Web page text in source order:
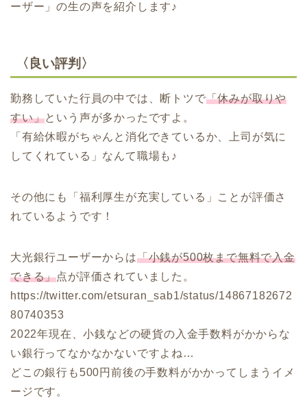
ーザー」の生の声を紹介します♪
〈良い評判〉
勤務していた行員の中では、断トツで「休みが取りや
すい」という声が多かったですよ。
「有給休暇がちゃんと消化できているか、上司が気に
してくれている」なんて職場も♪
その他にも「福利厚生が充実している」ことが評価さ
れているようです！
大光銀行ユーザーからは「小銭が500枚まで無料で入金
できる」点が評価されていました。
https://twitter.com/etsuran_sab1/status/14867182672
80740353
2022年現在、小銭などの硬貨の入金手数料がかからな
い銀行ってなかなかないですよね…
どこの銀行も500円前後の手数料がかかってしまうイメ
ージです。